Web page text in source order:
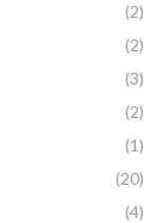
(2)
(2)
(3)
(2)
(1)
(20)
(4)